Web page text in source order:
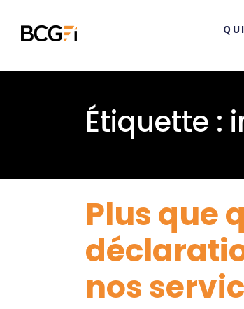
Étiquette :
Plus que
nos